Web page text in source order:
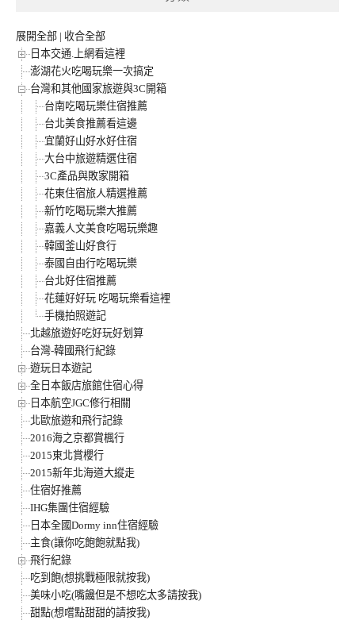
展開全部 | 收合全部
日本交通.上網看這裡
澎湖花火吃喝玩樂一次搞定
台灣和其他國家旅遊與3C開箱
台南吃喝玩樂住宿推薦
台北美食推薦看這邊
宜蘭好山好水好住宿
大台中旅遊精選住宿
3C產品與敗家開箱
花東住宿旅人精選推薦
新竹吃喝玩樂大推薦
嘉義人文美食吃喝玩樂趣
韓國釜山好食行
泰國自由行吃喝玩樂
台北好住宿推薦
花蓮好好玩 吃喝玩樂看這裡
手機拍照遊記
北越旅遊好吃好玩好划算
台灣-韓國飛行紀錄
遊玩日本遊記
全日本飯店旅館住宿心得
日本航空JGC修行相關
北歐旅遊和飛行記錄
2016海之京都賞楓行
2015東北賞櫻行
2015新年北海道大縱走
住宿好推薦
IHG集團住宿經驗
日本全國Dormy inn住宿經驗
主食(讓你吃飽飽就點我)
飛行紀錄
吃到飽(想挑戰極限就按我)
美味小吃(嘴饞但是不想吃太多請按我)
甜點(想嚐點甜甜的請按我)